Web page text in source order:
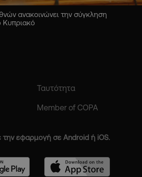
ανακοινώνει την σύγκληση
Κυπριακό
Ταυτότητα
Member of COPA
την εφαρμογή σε Android ή iOS.